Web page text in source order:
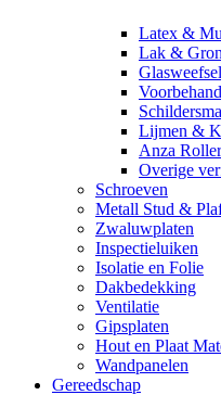
Latex &
Lak &
Glasweefsel
Lijmen &
Anza
Overige
Schroeven
Metall Stud &
Zwaluwplaten
Inspectieluiken
Isolatie en Folie
Dakbedekking
Ventilatie
Gipsplaten
Hout en Plaat
Wandpanelen
Gereedschap